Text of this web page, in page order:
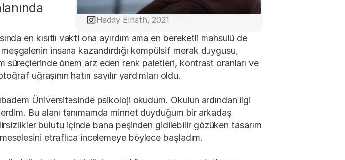
Haddy Elnath, 2021
en kısıtlı vakti ona ayırdım ama en bereketli mahsulü de
insana kazandırdığı kompülsif merak duygusu,
süreçlerinde önem arz eden renk paletleri, kontrast oranları ve
uğraşının hatırı sayılır yardımları oldu.
Üniversitesinde psikoloji okudum. Okulun ardından ilgi
Bu alanı tanımamda minnet duyduğum bir arkadaş
bulutu içinde bana peşinden gidilebilir gözüken tasarım
etraflıca incelemeye böylece başladım.